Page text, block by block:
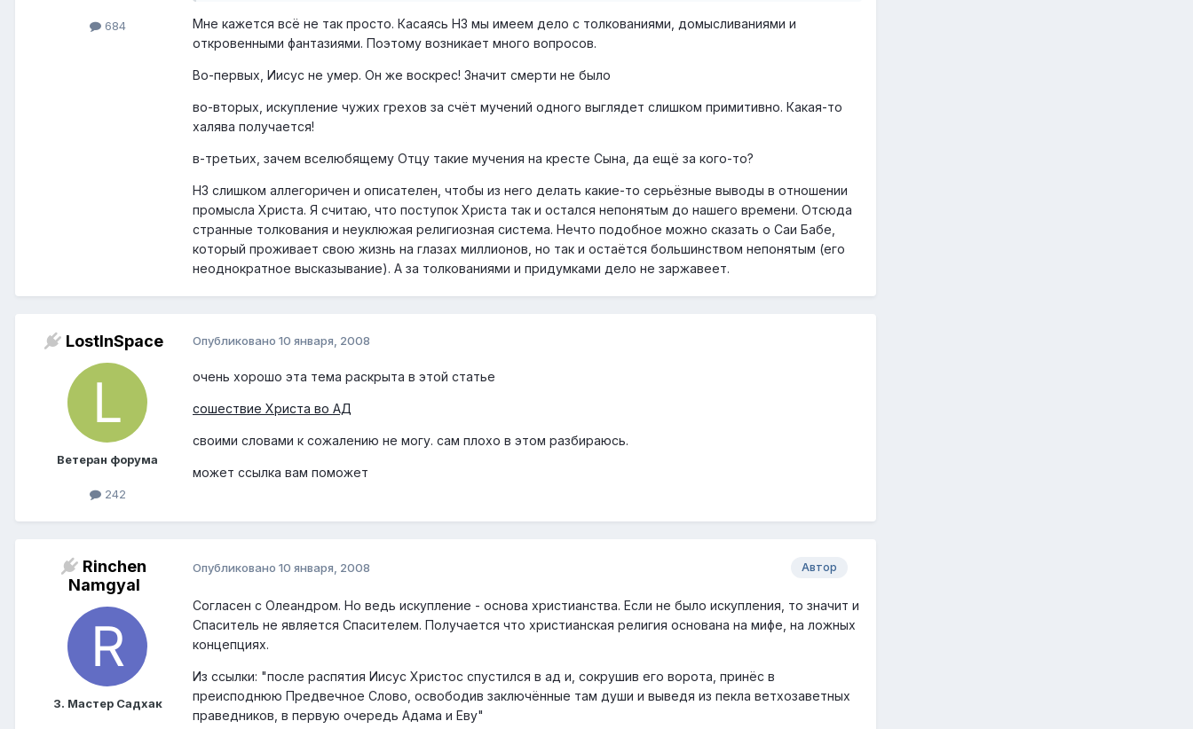
684
Мне кажется всё не так просто. Касаясь НЗ мы имеем дело с толкованиями, домысливаниями и
откровенными фантазиями. Поэтому возникает много вопросов.
Во-первых, Иисус не умер. Он же воскрес! Значит смерти не было
во-вторых, искупление чужих грехов за счёт мучений одного выглядет слишком примитивно. Какая-то
халява получается!
в-третьих, зачем вселюбящему Отцу такие мучения на кресте Сына, да ещё за кого-то?
НЗ слишком аллегоричен и описателен, чтобы из него делать какие-то серьёзные выводы в отношении
промысла Христа. Я считаю, что поступок Христа так и остался непонятым до нашего времени. Отсюда
странные толкования и неуклюжая религиозная система. Нечто подобное можно сказать о Саи Бабе,
который проживает свою жизнь на глазах миллионов, но так и остаётся большинством непонятым (его
неоднократное высказывание). А за толкованиями и придумками дело не заржавеет.
LostInSpace
Ветеран форума
242
Опубликовано 10 января, 2008
очень хорошо эта тема раскрыта в этой статье
сошествие Христа во АД
своими словами к сожалению не могу. сам плохо в этом разбираюсь.
может ссылка вам поможет
Rinchen
Namgyal
3. Мастер Садхак
Автор
Опубликовано 10 января, 2008
Согласен с Олеандром. Но ведь искупление - основа христианства. Если не было искупления, то значит и
Спаситель не является Спасителем. Получается что христианская религия основана на мифе, на ложных
концепциях.
Из ссылки: "после распятия Иисус Христос спустился в ад и, сокрушив его ворота, принёс в
преисподнюю Предвечное Слово, освободив заключённые там души и выведя из пекла ветхозаветных
праведников, в первую очередь Адама и Еву"